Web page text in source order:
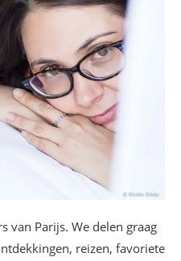
van Parijs. We delen graag
reizen, favoriete